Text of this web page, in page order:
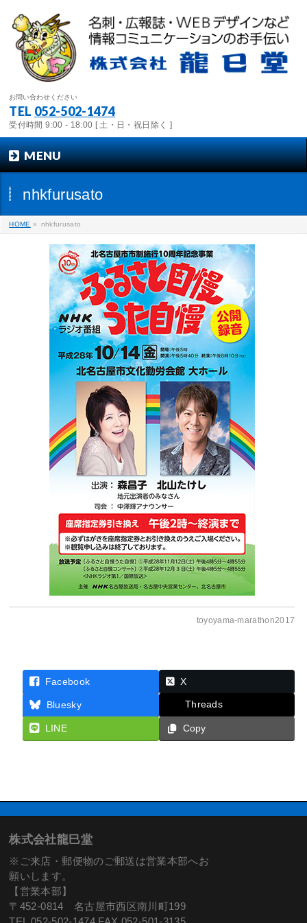
お問い合わせください
TEL 052-502-1474
受付時間 9:00 - 18:00 [ 土・日・祝日除く ]
MENU
nhkfurusato
HOME » nhkfurusato
toyoyama-marathon2017
Facebook X
Bluesky Threads
LINE Copy
株式会社龍巳堂
※ご来店・郵便物のご郵送は営業本部へお
願いします。
【営業本部】
〒452-0814 名古屋市西区南川町199